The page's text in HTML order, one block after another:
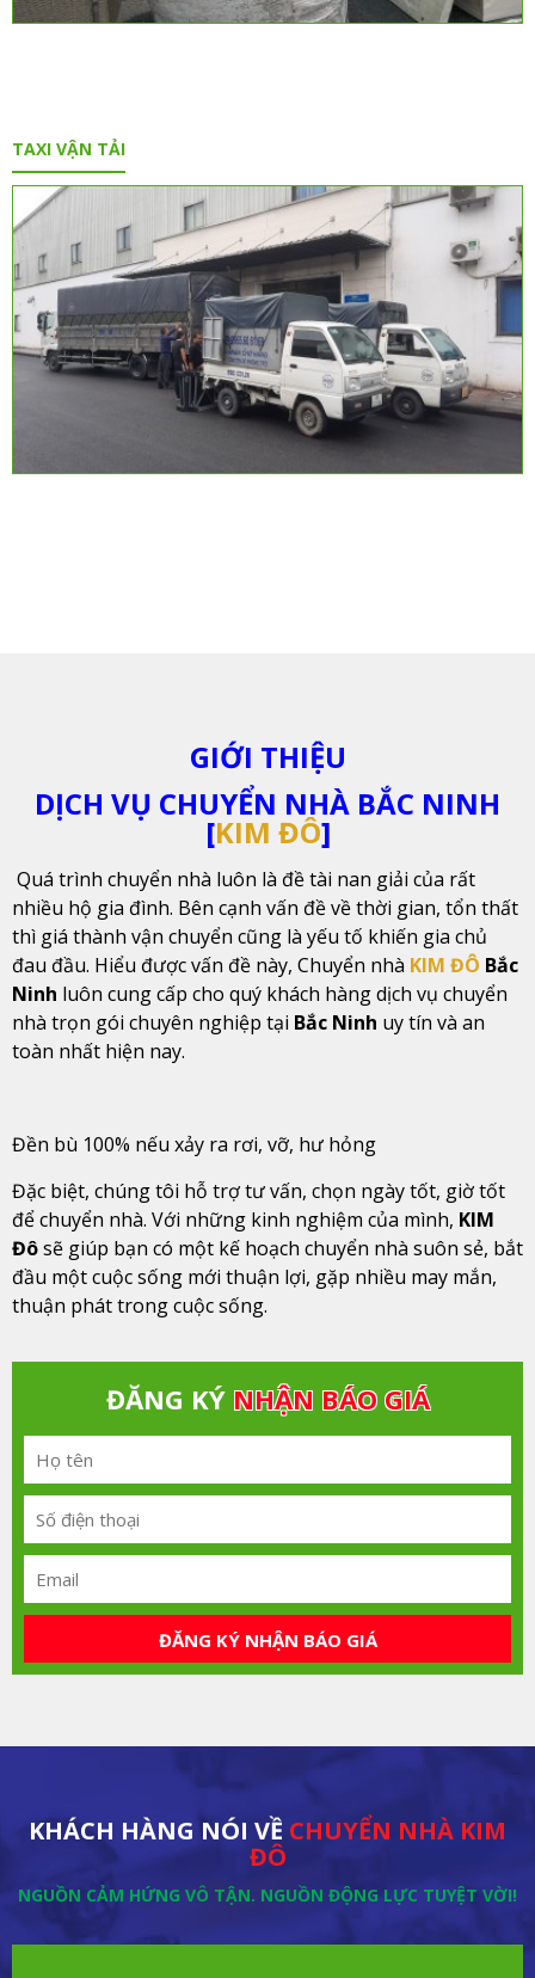
TAXI VẬN TẢI
GIỚI THIỆU
DỊCH VỤ CHUYỂN NHÀ BẮC NINH
[KIM ĐÔ]
Quá trình chuyển nhà luôn là đề tài nan giải của rất
nhiều hộ gia đình. Bên cạnh vấn đề về thời gian, tổn thất
thì giá thành vận chuyển cũng là yếu tố khiến gia chủ
đau đầu. Hiểu được vấn đề này, Chuyển nhà KIM ĐÔ Bắc
Ninh luôn cung cấp cho quý khách hàng dịch vụ chuyển
nhà trọn gói chuyên nghiệp tại Bắc Ninh uy tín và an
toàn nhất hiện nay.
Đền bù 100% nếu xảy ra rơi, vỡ, hư hỏng
Đặc biệt, chúng tôi hỗ trợ tư vấn, chọn ngày tốt, giờ tốt
để chuyển nhà. Với những kinh nghiệm của mình, KIM
Đôsẽ giúp bạn có một kế hoạch chuyển nhà suôn sẻ, bắt
đầu một cuộc sống mới thuận lợi, gặp nhiều may mắn,
thuận phát trong cuộc sống.
ĐĂNG KÝ NHẬN BÁO GIÁ
ĐĂNG KÝ NHẬN BÁO GIÁ
KHÁCH HÀNG NÓI VỀ CHUYỂN NHÀ KIM
ĐÔ
NGUỒN CẢM HỨNG VÔ TẬN. NGUỒN ĐỘNG LỰC TUYỆT VỜI!